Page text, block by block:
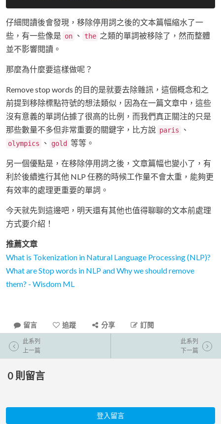
仔細閱讀後會發現，移除停用詞之後的文本篇幅縮水了一
些，有一些像是 on 、 the 之類的單詞被移除了，然而整體
並不影響閱讀。
那麼為什麼要這樣做呢？
Remove stop words 的目的是就要去除雜訊，這個概念和之
前提到移除標點符號的想法類似，因為在一篇文章中，這些
沒有意義的單詞佔據了很高的比例，而我們真正關注的只是
那些數量不多但非常重要的關鍵字，比方說 paris 、
olympics 、 gold 等等。
另一個優點是，在移除停用詞之後，文章篇幅也變小了，有
利於後續進行其他 NLP 任務的時候工作量不會太重，能夠更
有效率的處理更重要的單詞。
今天就先到這邊吧，明天還有其他也值得聊聊的文本前處理
方式要介紹！
推薦文章
What is Tokenization in Natural Language Processing (NLP)?
What are Stop words in NLP and Why we should remove
them? - Wisdom ML
留言 追蹤 分享 訂閱
此系列
上一篇
此系列
下一篇
0 則留言
登入留言